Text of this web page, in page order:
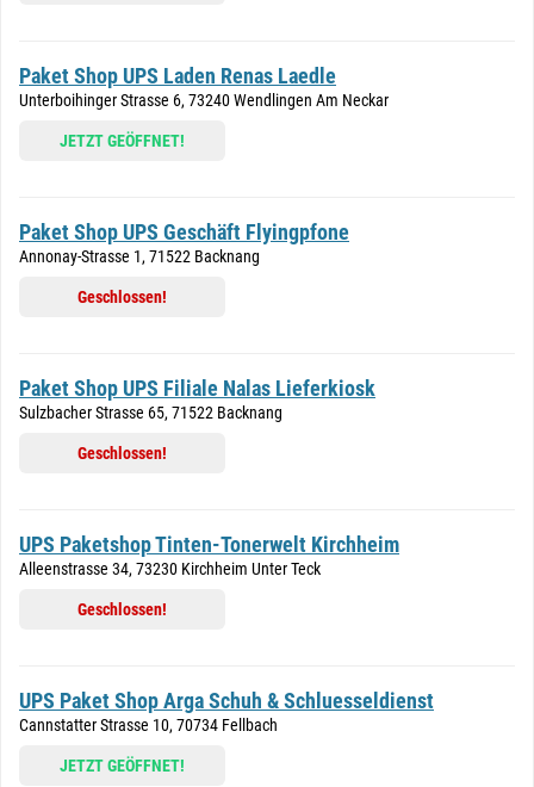
Paket Shop UPS Laden Renas Laedle
Unterboihinger Strasse 6, 73240 Wendlingen Am Neckar
JETZT GEÖFFNET!
Paket Shop UPS Geschäft Flyingpfone
Annonay-Strasse 1, 71522 Backnang
Geschlossen!
Paket Shop UPS Filiale Nalas Lieferkiosk
Sulzbacher Strasse 65, 71522 Backnang
Geschlossen!
UPS Paketshop Tinten-Tonerwelt Kirchheim
Alleenstrasse 34, 73230 Kirchheim Unter Teck
Geschlossen!
UPS Paket Shop Arga Schuh & Schluesseldienst
Cannstatter Strasse 10, 70734 Fellbach
JETZT GEÖFFNET!